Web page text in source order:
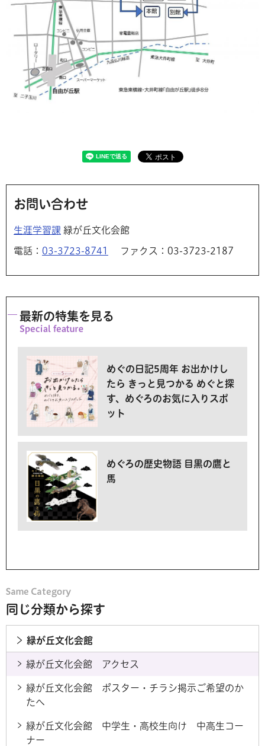
お問い合わせ
生涯学習課 緑が丘文化会館
電話： 03-3723-8741 ファクス：03-3723-2187
最新の特集を見る
めぐの日記5周年 お出かけし
たら きっと見つかる めぐと探
す、めぐろのお気に入りスポ
ット
めぐろの歴史物語 目黒の鷹と
馬
同じ分類から探す
緑が丘文化会館
緑が丘文化会館 アクセス
緑が丘文化会館 ポスター・チラシ掲示ご希望のか
たへ
緑が丘文化会館 中学生・高校生向け 中高生コー
ナー